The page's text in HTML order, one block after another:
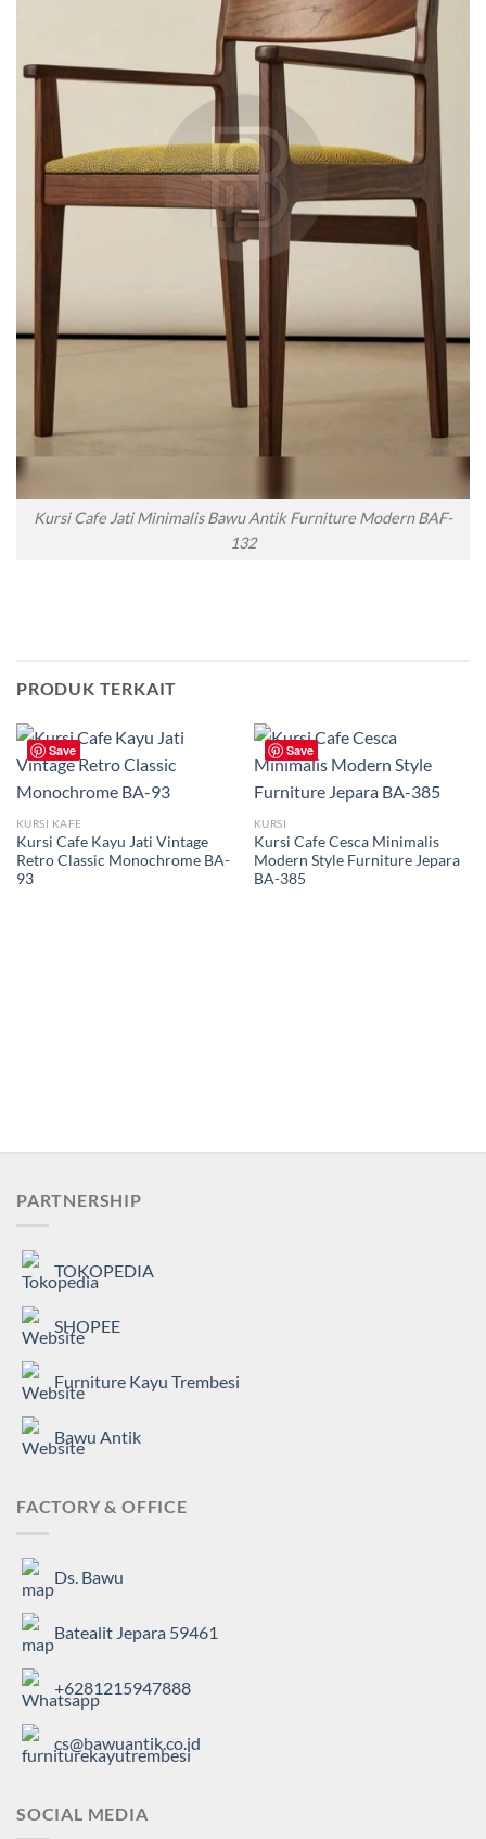
Kursi Cafe Jati Minimalis Bawu Antik Furniture Modern BAF-
132
PRODUK TERKAIT
Save
KURSI KAFE
Kursi Cafe Kayu Jati Vintage
Retro Classic Monochrome BA-
93
Save
KURSI
Kursi Cafe Cesca Minimalis
Modern Style Furniture Jepara
BA-385
PARTNERSHIP
TOKOPEDIA
SHOPEE
Furniture Kayu Trembesi
Bawu Antik
FACTORY & OFFICE
Ds. Bawu
Batealit Jepara 59461
+6281215947888
cs@bawuantik.co.id
SOCIAL MEDIA